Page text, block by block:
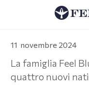
Azienda
Servizi
Team
11 novembre 2024
La famiglia Feel
quattro nuovi nati